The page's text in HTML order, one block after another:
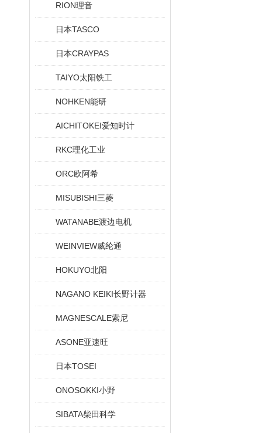
RION理音
日本TASCO
日本CRAYPAS
TAIYO太阳铁工
NOHKEN能研
AICHITOKEI爱知时计
RKC理化工业
ORC欧阿希
MISUBISHI三菱
WATANABE渡边电机
WEINVIEW威纶通
HOKUYO北阳
NAGANO KEIKI长野计器
MAGNESCALE索尼
ASONE亚速旺
日本TOSEI
ONOSOKKI小野
SIBATA柴田科学